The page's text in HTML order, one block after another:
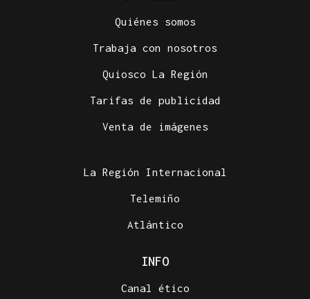
Quiénes somos
Trabaja con nosotros
Quiosco La Región
Tarifas de publicidad
Venta de imágenes
La Región Internacional
Telemiño
Atlántico
INFO
Canal ético